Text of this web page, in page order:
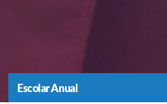
Escolar Anual
Escolar Anual